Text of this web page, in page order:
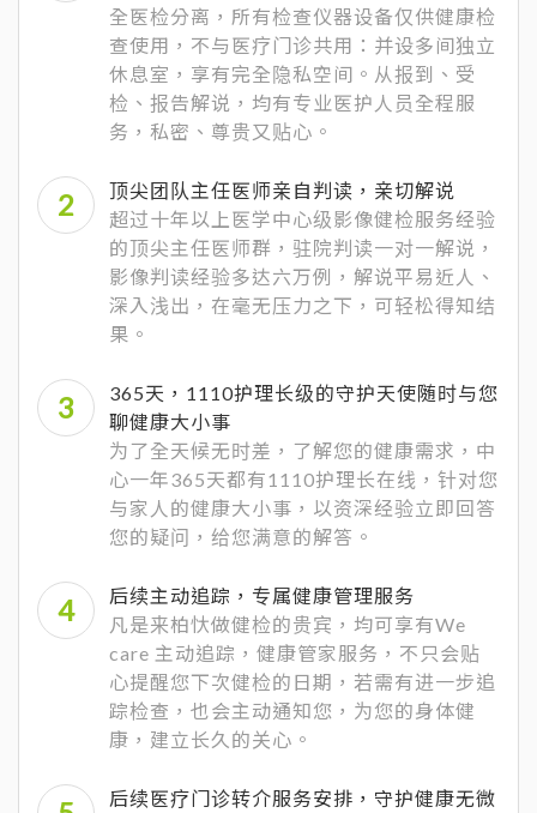
全医检分离，所有检查仪器设备仅供健康检
查使用，不与医疗门诊共用：并设多间独立
休息室，享有完全隐私空间。从报到、受
检、报告解说，均有专业医护人员全程服
务，私密、尊贵又贴心。
顶尖团队主任医师亲自判读，亲切解说
超过十年以上医学中心级影像健检服务经验
的顶尖主任医师群，驻院判读一对一解说，
影像判读经验多达六万例，解说平易近人、
深入浅出，在毫无压力之下，可轻松得知结
果。
365天，1110护理长级的守护天使随时与您
聊健康大小事
为了全天候无时差，了解您的健康需求，中
心一年365天都有1110护理长在线，针对您
与家人的健康大小事，以资深经验立即回答
您的疑问，给您满意的解答。
后续主动追踪，专属健康管理服务
凡是来柏忕做健检的贵宾，均可享有We
care 主动追踪，健康管家服务，不只会贴
心提醒您下次健检的日期，若需有进一步追
踪检查，也会主动通知您，为您的身体健
康，建立长久的关心。
后续医疗门诊转介服务安排，守护健康无微